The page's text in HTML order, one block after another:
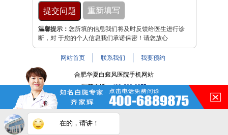
温馨提示： 您所填的信息我们将及时反馈给医生进行诊
断，对 于您的个人信息我们承诺保密！请您放心
网站首页 联系我们 我要预约
合肥华夏白癜风医院手机网站
医院电话：400-688-9875
医院地址：合肥市铜陵路与裕溪路交叉路口
注：本网站信息仅供参考，不能作为诊断及医疗依据，服用
药物或进行治疗时请遵医嘱。如有转载或引用文章涉及版权
在的，请讲！